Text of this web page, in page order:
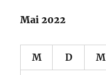
Mai 2022
M D M